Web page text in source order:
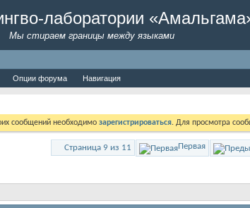
лаборатории
Мы стираем границы между языками
Опции форума Навигация
сообщений необходимо зарегистрироваться. Для просмотра
Страница 9 из 11 Первая